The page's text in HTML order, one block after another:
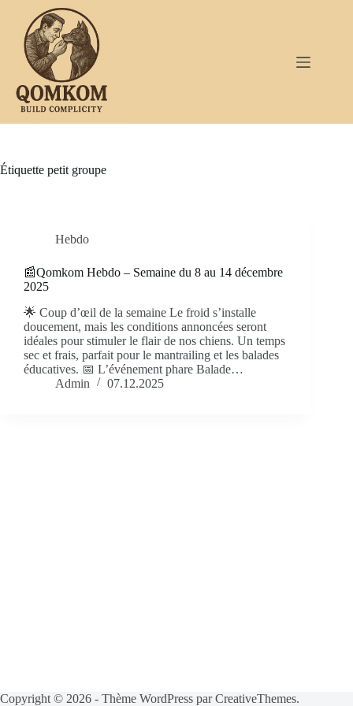
contenu
Étiquette petit groupe
Hebdo
📰Qomkom Hebdo – Semaine du 8 au 14 décembre
2025
🌟 Coup d’œil de la semaine Le froid s’installe
doucement, mais les conditions annoncées seront
idéales pour stimuler le flair de nos chiens. Un temps
sec et frais, parfait pour le mantrailing et les balades
éducatives. 📅 L’événement phare Balade…
Admin
07.12.2025
Copyright © 2026 - Thème WordPress parCreativeThemes.